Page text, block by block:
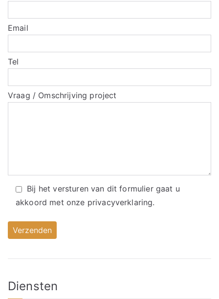
Email
Tel
Vraag / Omschrijving project
Bij het versturen van dit formulier gaat u
akkoord met onze privacyverklaring.
Diensten